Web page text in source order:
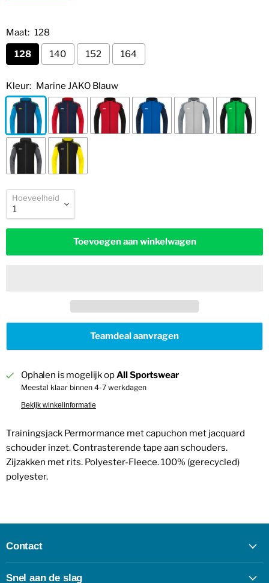
Maat: 128
128
140 152 164
Kleur: Marine JAKO Blauw
Hoeveelheid
Toevoegen aan winkelwagen
Teamdeal aanvragen
Ophalen is mogelijk opAll Sportswear
Meestal klaar binnen 4-7 werkdagen
Bekijk winkelinformatie
Trainingsjack Permormance met capuchon met jacquard
schouder inzet. Contrasterende tape aan schouders.
Zijzakken met rits. Polyester-Fleece. 100% (gerecycled)
polyester.
Contact
Snel aan de slag